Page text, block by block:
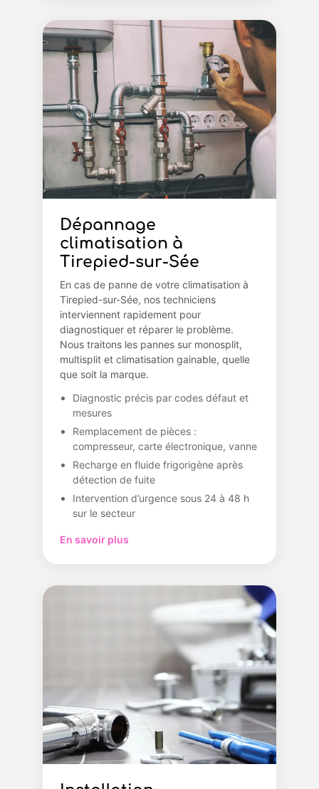
Dépannage
climatisation à
Tirepied-sur-Sée
En cas de panne de votre climatisation à
Tirepied-sur-Sée, nos techniciens
interviennent rapidement pour
diagnostiquer et réparer le problème.
Nous traitons les pannes sur monosplit,
multisplit et climatisation gainable, quelle
que soit la marque.
Diagnostic précis par codes défaut et
mesures
Remplacement de pièces :
compresseur, carte électronique, vanne
Recharge en fluide frigorigène après
détection de fuite
Intervention d’urgence sous 24 à 48 h
sur le secteur
En savoir plus